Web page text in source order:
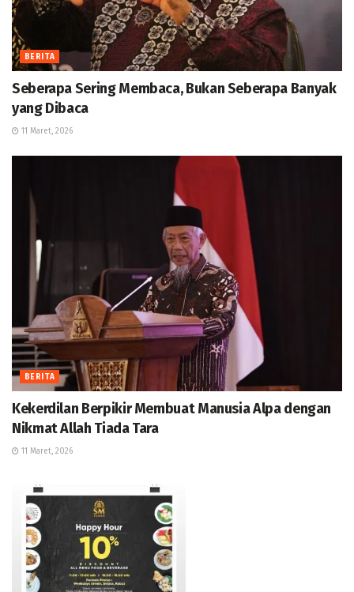
BERITA
Seberapa Sering Membaca, Bukan Seberapa Banyak
yang Dibaca
11 Maret, 2026
BERITA
Kekerdilan Berpikir Membuat Manusia Alpa dengan
Nikmat Allah Tiada Tara
11 Maret, 2026